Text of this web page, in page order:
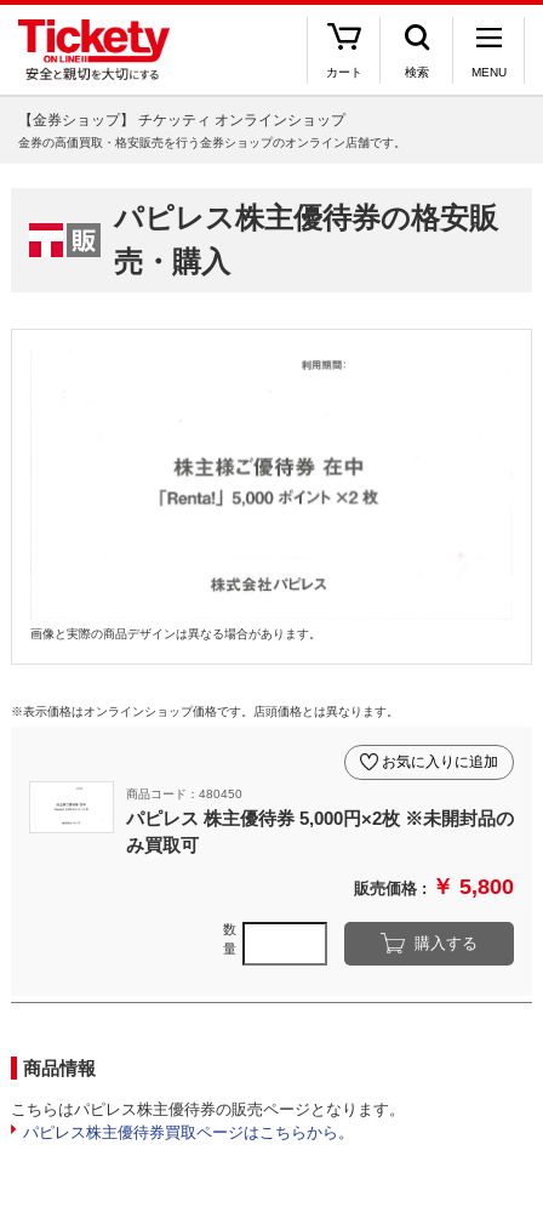
カート 検索 MENU
【金券ショップ】 チケッティ オンラインショップ
金券の高価買取・格安販売を行う金券ショップのオンライン店舗です。
パピレス株主優待券の格安販
売・購入
画像と実際の商品デザインは異なる場合があります。
※表示価格はオンラインショップ価格です。店頭価格とは異なります。
商品コード：480450
パピレス 株主優待券 5,000円×2枚 ※未開封品の
み買取可
お気に入りに追加
販売価格 : ￥ 5,800
数
量
購入する
商品情報
こちらはパピレス株主優待券の販売ページとなります。
パピレス株主優待券買取ページはこちらから。